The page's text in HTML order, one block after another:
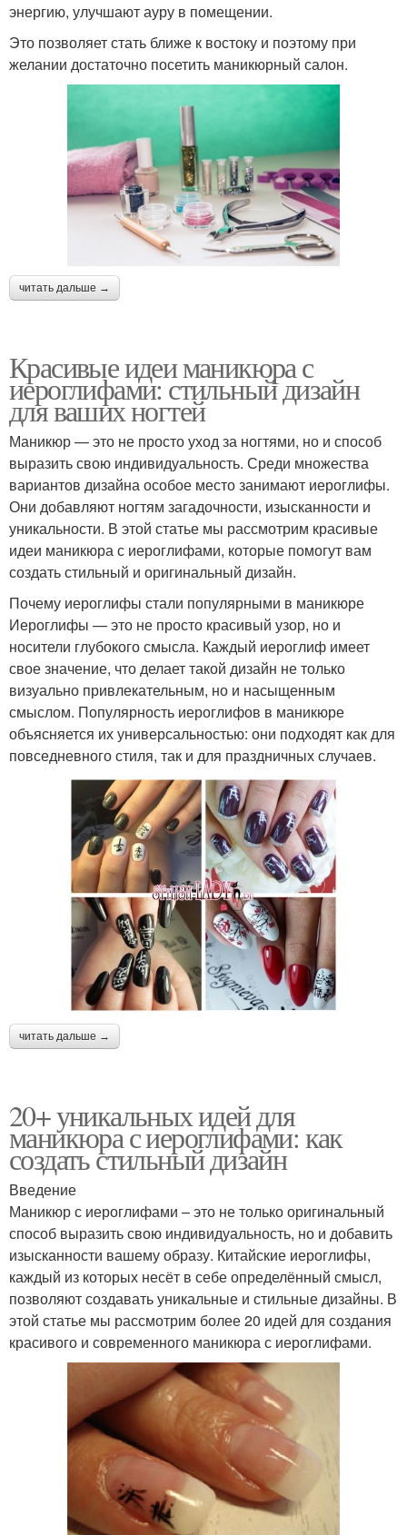
энергию, улучшают ауру в помещении.
Это позволяет стать ближе к востоку и поэтому при
желании достаточно посетить маникюрный салон.
читать дальше →
Красивые идеи маникюра с
иероглифами: стильный дизайн
для ваших ногтей
Маникюр — это не просто уход за ногтями, но и способ
выразить свою индивидуальность. Среди множества
вариантов дизайна особое место занимают иероглифы.
Они добавляют ногтям загадочности, изысканности и
уникальности. В этой статье мы рассмотрим красивые
идеи маникюра с иероглифами, которые помогут вам
создать стильный и оригинальный дизайн.
Почему иероглифы стали популярными в маникюре
Иероглифы — это не просто красивый узор, но и
носители глубокого смысла. Каждый иероглиф имеет
свое значение, что делает такой дизайн не только
визуально привлекательным, но и насыщенным
смыслом. Популярность иероглифов в маникюре
объясняется их универсальностью: они подходят как для
повседневного стиля, так и для праздничных случаев.
читать дальше →
20+ уникальных идей для
маникюра с иероглифами: как
создать стильный дизайн
Введение
Маникюр с иероглифами – это не только оригинальный
способ выразить свою индивидуальность, но и добавить
изысканности вашему образу. Китайские иероглифы,
каждый из которых несёт в себе определённый смысл,
позволяют создавать уникальные и стильные дизайны. В
этой статье мы рассмотрим более 20 идей для создания
красивого и современного маникюра с иероглифами.